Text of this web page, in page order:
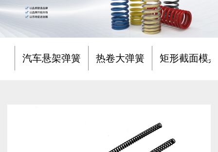
汽车悬架弹簧 热卷大弹簧 矩形截面模